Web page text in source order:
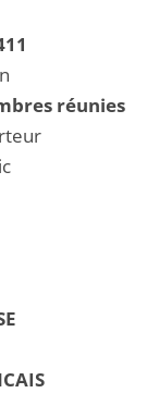
réunies